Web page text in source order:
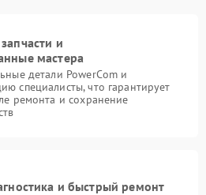
и
мастера
детали PowerCom и
специалисты, что гарантирует
ремонта и сохранение
и быстрый ремонт